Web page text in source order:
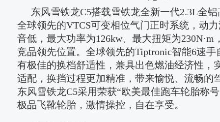
东风雪铁龙C5搭载雪铁龙全新一代2.3L全
全球领先的VTCS可变相位气门正时系统，动
音低，最大功率为126kw、最大扭矩为230N·m
竞品领先位置。全球领先的Tiptronic智能6速
有极佳的换档舒适性，兼具出色燃油经济性，
适配，换挡过程更加精准，带来愉悦、流畅的
东风雪铁龙C5采用荣获“欧美最佳跑车轮胎称
极品飞靴轮胎，激情操控，自在享受。